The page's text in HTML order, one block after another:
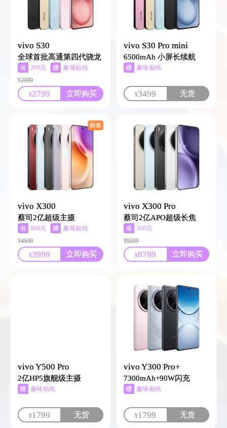
vivo S30
全球首批高通第四代骁龙
7省 200元 赠 趣味贴纸
¥2999
¥2799 立即购买
vivo S30 Pro mini
6500mAh 小屏长续航
赠 趣味贴纸
¥3499 无货
vivo X300
蔡司2亿超级主摄
省 600元 赠 趣味贴纸
¥4599
¥3999 立即购买
vivo X300 Pro
蔡司2亿APO超级长焦
省
500元
赠
vivoLife 时尚摄影包 /趣
味贴纸
¥9299
¥8799 立即购买
vivo Y500 Pro
2亿HP5旗舰级主摄
赠 趣味贴纸
¥1799 无货
vivo Y300 Pro+
7300mAh+90W闪充
赠 趣味贴纸
¥1799 无货